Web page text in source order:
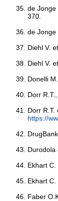
de Jonge
370.
de Jonge
Diehl V.
Diehl V.
Donelli
Dorr
Dorr R.T.
https://
Durodola
Ekhart
Ekhart
Faber